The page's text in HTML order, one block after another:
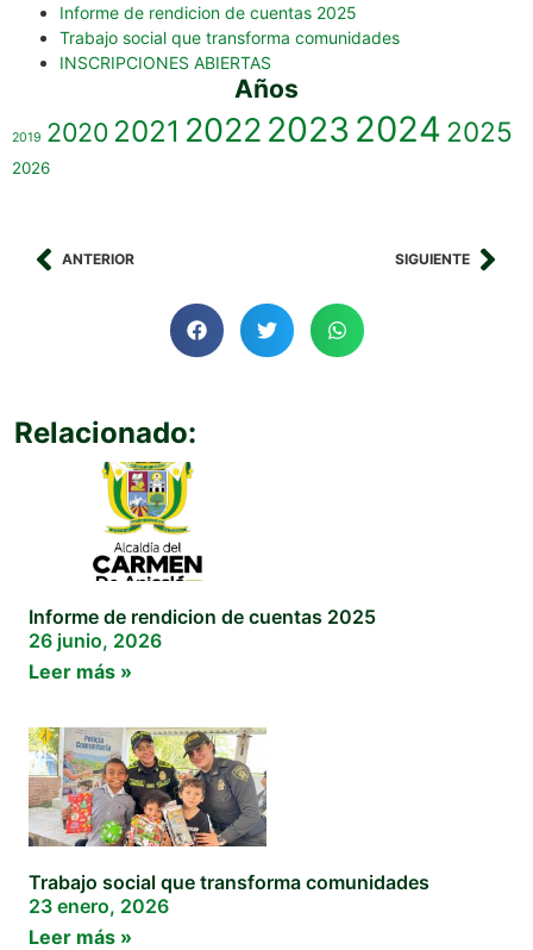
Informe de rendicion de cuentas 2025
Trabajo social que transforma comunidades
INSCRIPCIONES ABIERTAS
Años
2019 20202021 2022 2023 2024 2025
2026
ANTERIOR SIGUIENTE
Relacionado:
Informe de rendicion de cuentas 2025
26 junio, 2026
Leer más »
Trabajo social que transforma comunidades
23 enero, 2026
Leer más »